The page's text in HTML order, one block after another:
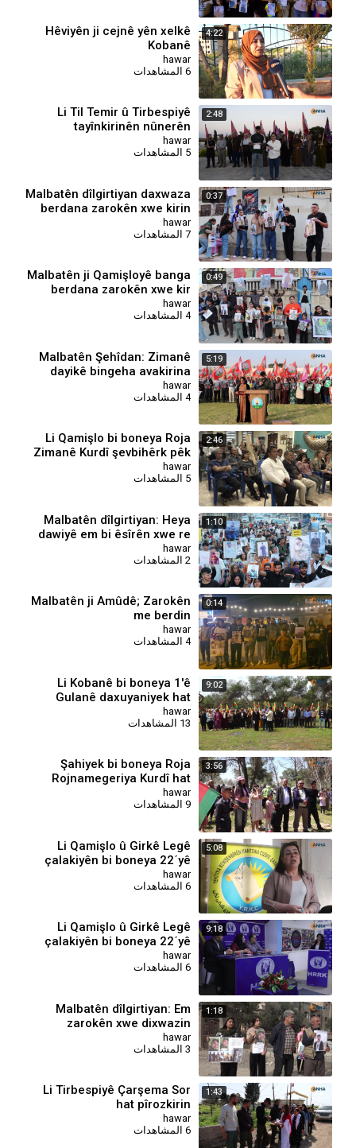
4:22
Hêviyên ji cejnê yên xelkê
Kobanê
hawar
6 المشاهدات
2:48
Li Til Temir û Tirbespiyê
tayînkirinên nûnerên
parlamentoyê hatin redkirin
hawar
5 المشاهدات
0:37
Malbatên dîlgirtiyan daxwaza
berdana zarokên xwe kirin
hawar
7 المشاهدات
0:49
Malbatên ji Qamişloyê banga
berdana zarokên xwe kir
hawar
4 المشاهدات
5:19
Malbatên Şehîdan: Zimanê
dayikê bingeha avakirina
civaka azad e
hawar
4 المشاهدات
2:46
Li Qamişlo bi boneya Roja
Zimanê Kurdî şevbihêrk pêk
hat
hawar
5 المشاهدات
1:10
Malbatên dîlgirtiyan: Heya
dawiyê em bi êsîrên xwe re
ne
hawar
2 المشاهدات
0:14
Malbatên ji Amûdê; Zarokên
me berdin
hawar
4 المشاهدات
9:02
⁣Li Kobanê bi boneya 1'ê
Gulanê daxuyaniyek hat
dayîn
hawar
13 المشاهدات
3:56
Şahiyek bi boneya Roja
Rojnamegeriya Kurdî hat
lidarxistin
hawar
9 المشاهدات
5:08
⁣Li Qamişlo û Girkê Legê
çalakiyên bi boneya 22ˊyê
Nîsanê
hawar
9:18
Li Qamişlo û Girkê Legê
çalakiyên bi boneya 22ˊyê
Nîsanê
hawar
6 المشاهدات
1:18
Malbatên dîlgirtiyan: Em
zarokên xwe dixwazin
hawar
3 المشاهدات
1:43
⁣Li Tirbespiyê Çarşema Sor
hat pîrozkirin
hawar
6 المشاهدات